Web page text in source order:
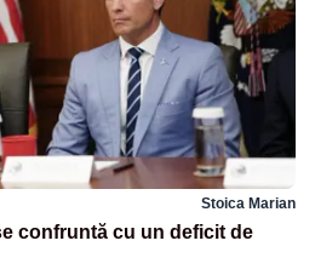
Stoica Marian
confruntă cu un deficit de